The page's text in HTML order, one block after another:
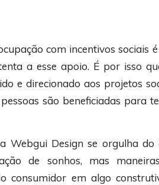
com incentivos sociais
a esse apoio. É por isso
e direcionado aos projetos
são beneficiadas para
Webgui Design se orgulha do
de sonhos, mas
consumidor em algo